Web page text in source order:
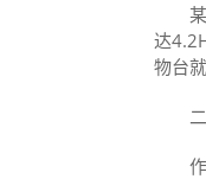
某
达
物台
二
作